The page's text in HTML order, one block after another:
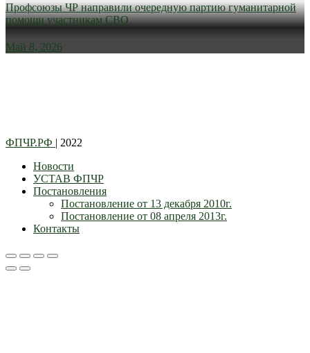
Профсоюзы ЧР направили очередную партию гуманитарной
помощи участникам СВО
Май 8, 2026
ФПЧР.РФ | 2022
Новости
УСТАВ ФПЧР
Постановления
Постановление от 13 декабря 2010г.
Постановление от 08 апреля 2013г.
Контакты